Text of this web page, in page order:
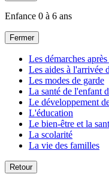
Enfance 0 à 6 ans
Fermer
Les démarches
Les aides à l'arrivée
Les modes de garde
La santé de l'enfant
Le développement
L'éducation
Le bien-être et la
La scolarité
La vie des familles
Retour